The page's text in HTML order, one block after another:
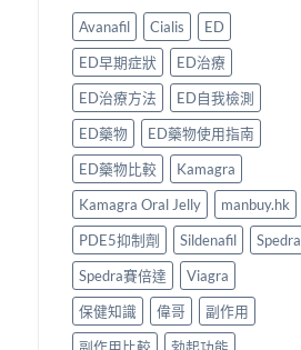
Avanafil Cialis
ED
ED早期症狀
ED治療
ED治療方法
ED自我檢測
ED藥物
ED藥物使用指南
ED藥物比較
Kamagra
Kamagra Oral Jelly
manbuy.hk
PDE5抑制劑
Sildenafil
Spedra
Spedra賽倍達
Viagra
保健知識
偉哥
副作用